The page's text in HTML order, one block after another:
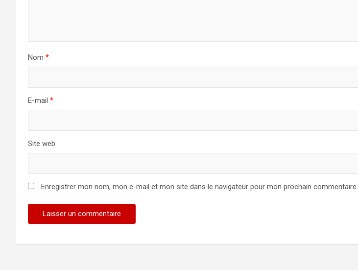
Nom *
E-mail *
Site web
Enregistrer mon nom, mon e-mail et mon site dans le navigateur pour mon prochain commentaire.